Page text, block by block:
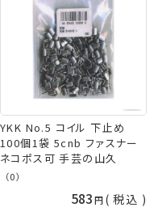
YKK No.5 コイル 下止め
100個1袋 5cnb ファスナー
ネコポス可 手芸の山久
（0）
583 税込